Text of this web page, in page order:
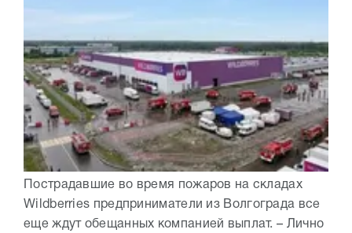
Пострадавшие во время пожаров на складах
Wildberries предприниматели из Волгограда все
еще ждут обещанных компанией выплат. – Лично